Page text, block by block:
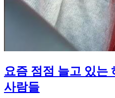
요즘 점점 늘고 있는
사람들